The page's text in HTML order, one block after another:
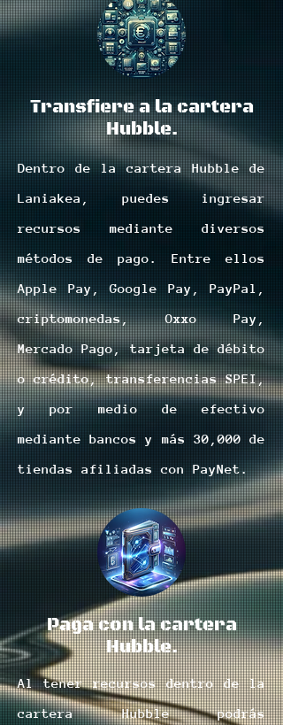
Transfiere a la cartera
Hubble.
Dentro de la cartera Hubble de
Laniakea, puedes ingresar
recursos mediante diversos
métodos de pago. Entre ellos
Apple Pay, Google Pay, PayPal,
criptomonedas, Oxxo Pay,
Mercado Pago, tarjeta de débito
o crédito, transferencias SPEI,
y por medio de efectivo
mediante bancos y más 30,000 de
tiendas afiliadas con PayNet.
Paga con la cartera
Hubble.
Al tener recursos dentro de la
cartera Hubble podrás